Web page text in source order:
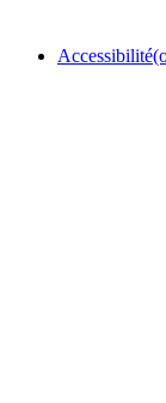
Accessibilité